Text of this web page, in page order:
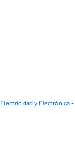
y Electrónica -